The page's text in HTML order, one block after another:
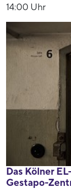
14:00 Uhr
Das Kölner
Gestapo-